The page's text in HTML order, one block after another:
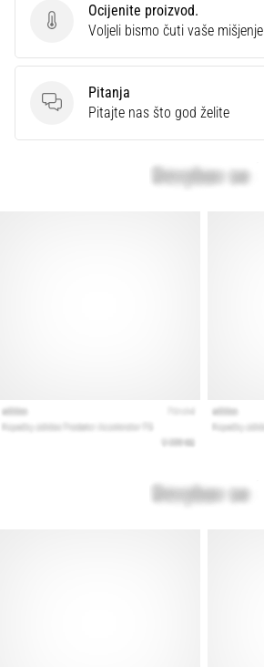
Ocijenite proizvod.
Ocijenite proizvod.
Voljeli bismo čuti vaše mišjenje
Pitanja
Pitanja
Pitajte nas što god želite